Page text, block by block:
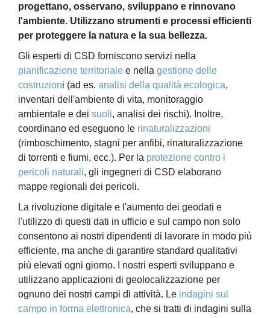
progettano, osservano, sviluppano e rinnovano
l'ambiente. Utilizzano strumenti e processi efficienti
per proteggere la natura e la sua bellezza.
Gli esperti di CSD forniscono servizi nella
pianificazione territoriale e nella gestione delle
costruzioni (ad es. analisi della qualità ecologica,
inventari dell'ambiente di vita, monitoraggio
ambientale e dei suoli, analisi dei rischi). Inoltre,
coordinano ed eseguono le rinaturalizzazioni
(rimboschimento, stagni per anfibi, rinaturalizzazione
di torrenti e fiumi, ecc.). Per la protezione contro i
pericoli naturali, gli ingegneri di CSD elaborano
mappe regionali dei pericoli.
La rivoluzione digitale e l'aumento dei geodati e
l'utilizzo di questi dati in ufficio e sul campo non solo
consentono ai nostri dipendenti di lavorare in modo più
efficiente, ma anche di garantire standard qualitativi
più elevati ogni giorno. I nostri esperti sviluppano e
utilizzano applicazioni di geolocalizzazione per
ognuno dei nostri campi di attività. Le indagini sul
campo in forma elettronica, che si tratti di indagini sulla